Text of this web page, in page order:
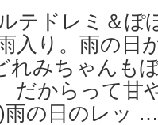
テドレミ＆ぽ
入り。雨の日
れみちゃんも
だからって甘
雨の日のレッ